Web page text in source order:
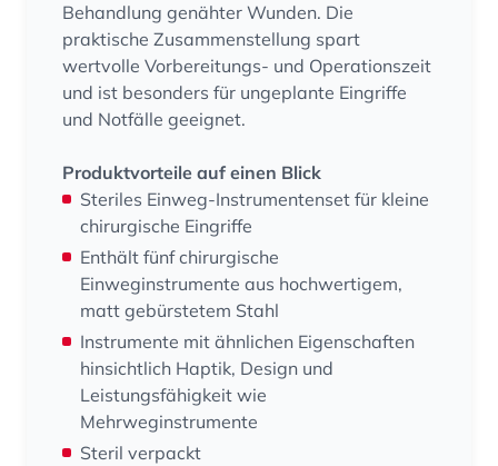
Behandlung genähter Wunden. Die
praktische Zusammenstellung spart
wertvolle Vorbereitungs- und Operationszeit
und ist besonders für ungeplante Eingriffe
und Notfälle geeignet.
Produktvorteile auf einen Blick
Steriles Einweg-Instrumentenset für kleine
chirurgische Eingriffe
Enthält fünf chirurgische
Einweginstrumente aus hochwertigem,
matt gebürstetem Stahl
Instrumente mit ähnlichen Eigenschaften
hinsichtlich Haptik, Design und
Leistungsfähigkeit wie
Mehrweginstrumente
Steril verpackt